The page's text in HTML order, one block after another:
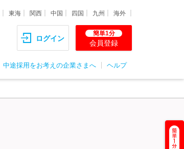
東海 関西 中国 四国 九州 海外
ログイン
簡単1分
会員登録
中途採用をお考えの企業さまへ ヘルプ